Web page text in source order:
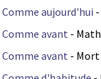
Comme aujourd'hui
Comme avant -
Comme avant - Mort